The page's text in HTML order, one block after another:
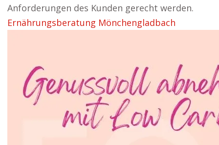
Anforderungen des Kunden gerecht werden.
Ernährungsberatung Mönchengladbach